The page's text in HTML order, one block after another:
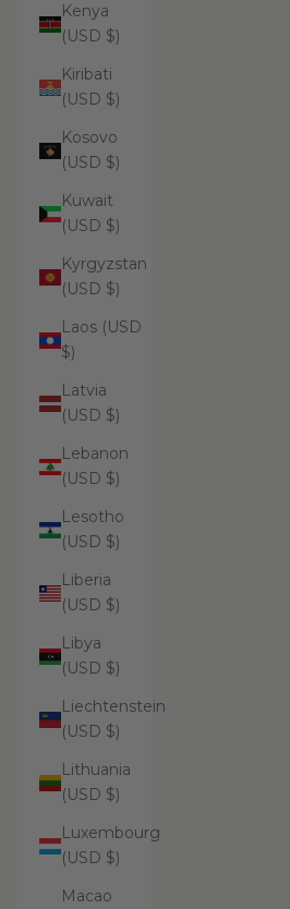
Kenya
(USD $)
Kiribati
(USD $)
Kosovo
(USD $)
Kuwait
(USD $)
Kyrgyzstan
(USD $)
Laos (USD
$)
Latvia
(USD $)
Lebanon
(USD $)
Lesotho
(USD $)
Liberia
(USD $)
Libya
(USD $)
Liechtenstein
(USD $)
Lithuania
(USD $)
Luxembourg
(USD $)
Macao